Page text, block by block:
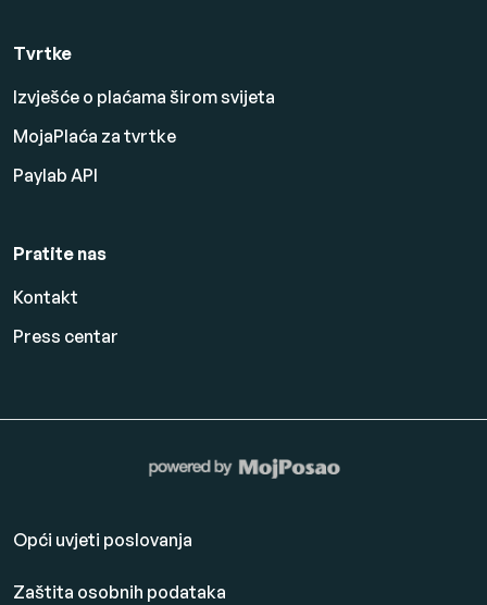
Tvrtke
Izvješće o plaćama širom svijeta
MojaPlaća za tvrtke
Paylab API
Pratite nas
Kontakt
Press centar
Opći uvjeti poslovanja
Zaštita osobnih podataka